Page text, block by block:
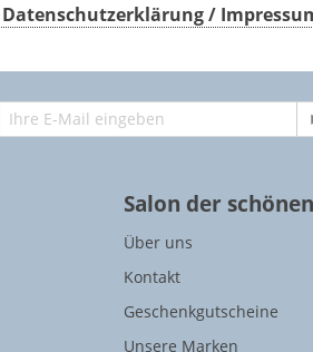
/
Salon der
Über uns
Kontakt
Geschenkgutscheine
Unsere Marken